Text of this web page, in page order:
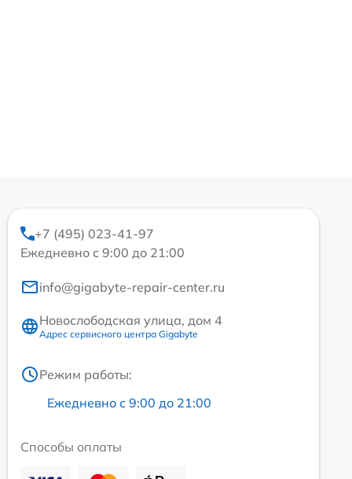
+7 (495) 023-41-97
Ежедневно с 9:00 до 21:00
info@gigabyte-repair-center.ru
Новослободская улица, дом 4
Адрес сервисного центра Gigabyte
Режим работы:
Ежедневно с 9:00 до 21:00
Способы оплаты